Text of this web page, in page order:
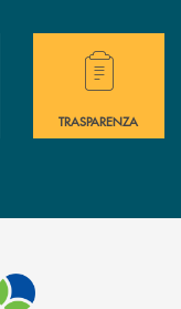
immediata?
Hai bisogno di
TRASPARENZA